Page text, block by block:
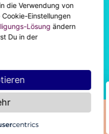
on tour
die Verwendung von
Einstellungen
Lösung ändern
Du in der